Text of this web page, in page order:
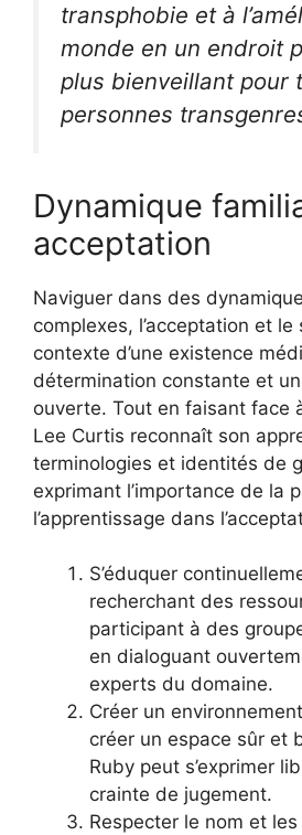
transphobie et à
monde en un endroit
plus bienveillant pour
personnes
Dynamique
acceptation
Naviguer dans des
complexes, l’acceptation et
contexte d’une existence
détermination constante et
ouverte. Tout en faisant face
Lee Curtis reconnaît son
terminologies et identités de
exprimant l’importance de la
l’apprentissage dans
S’éduquer
recherchant des
participant à des
en dialoguant
experts du domaine.
Créer un
créer un espace sûr et
Ruby peut s’exprimer
crainte de jugement.
Respecter le nom et